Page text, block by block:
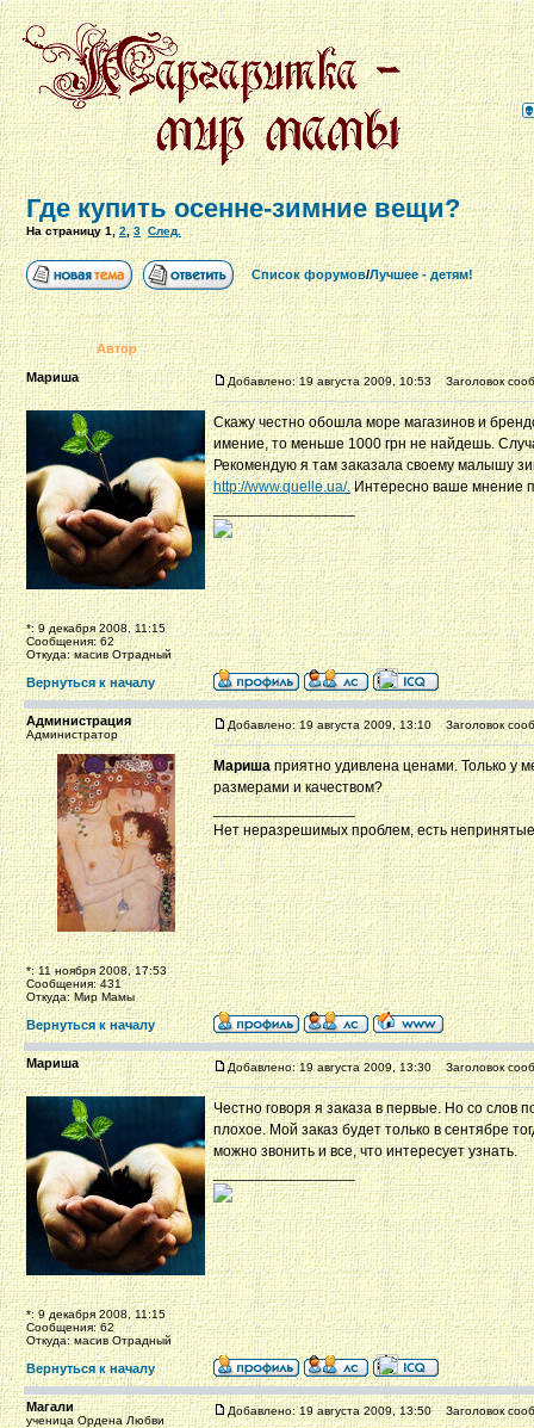
Где купить осенне-зимние вещи?
На страницу1,2,3 След.
Список форумов/Лучшее - детям!
Автор
Мариша
*: 9 декабря 2008, 11:15
Сообщения: 62
Откуда: масив Отрадный
Добавлено: 19 августа 2009, 10:53 Заголовок
Скажу честно обошла море магазинов и
имение, то меньше 1000 грн не найдешь.
Рекомендую я там заказала своему малышу
http://www.quelle.ua/.Интересно ваше мнение
_________________
Вернуться к началу
Администрация
Администратор
*: 11 ноября 2008, 17:53
Сообщения: 431
Откуда: Мир Мамы
Добавлено: 19 августа 2009, 13:10 Заголовок
Маришаприятно удивлена ценами. Только у
размерами и качеством?
_________________
Нет неразрешимых проблем, есть
Вернуться к началу
Мариша
*: 9 декабря 2008, 11:15
Сообщения: 62
Откуда: масив Отрадный
Добавлено: 19 августа 2009, 13:30 Заголовок
Честно говоря я заказа в первые. Но со слов
плохое. Мой заказ будет только в сентябре
можно звонить и все, что интересует узнать.
_________________
Вернуться к началу
Магали
ученица Ордена Любви
Добавлено: 19 августа 2009, 13:50 Заголовок